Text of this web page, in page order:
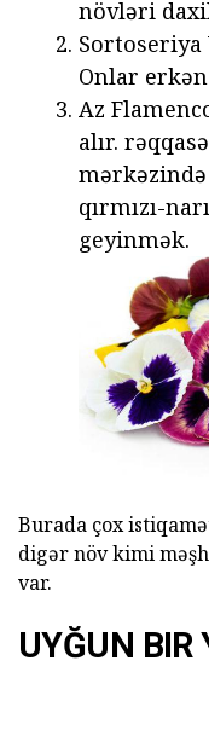
növləri
Sortoseriya
Onlar
Az
alır.
qırmızı-
geyinmək.
Burada çox
digər növ kimi
var.
UYĞUN BIR